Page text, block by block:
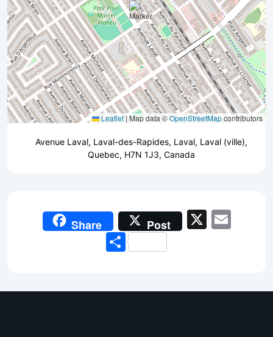
Leaflet | Map data ©OpenStreetMapcontributors
Avenue Laval, Laval-des-Rapides, Laval, Laval (ville),
Quebec, H7N 1J3, Canada
Share Post X
Share